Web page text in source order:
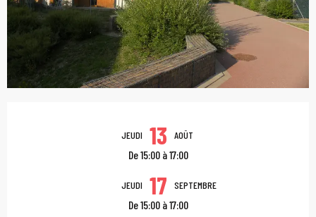
Ouverture et
JEUDI 13 AOÛT
De 15:00 à 17:00
JEUDI 17 SEPTEMBRE
De 15:00 à 17:00